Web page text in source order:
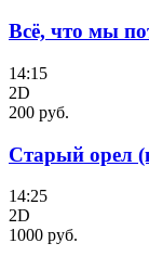
Всё, что мы
14:15
2D
200 руб.
Старый орел
14:25
2D
1000 руб.